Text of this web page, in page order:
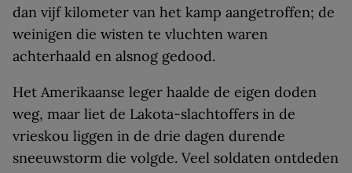
dan vijf kilometer van het kamp aangetroffen; de
weinigen die wisten te vluchten waren
achterhaald en alsnog gedood.
Het Amerikaanse leger haalde de eigen doden
weg, maar liet de Lakota-slachtoffers in de
vrieskou liggen in de drie dagen durende
sneeuwstorm die volgde. Veel soldaten ontdeden